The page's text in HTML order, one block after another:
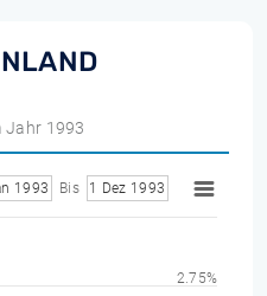
Jahr 1993
1993 Bis 1 Dez 1993
2.75%